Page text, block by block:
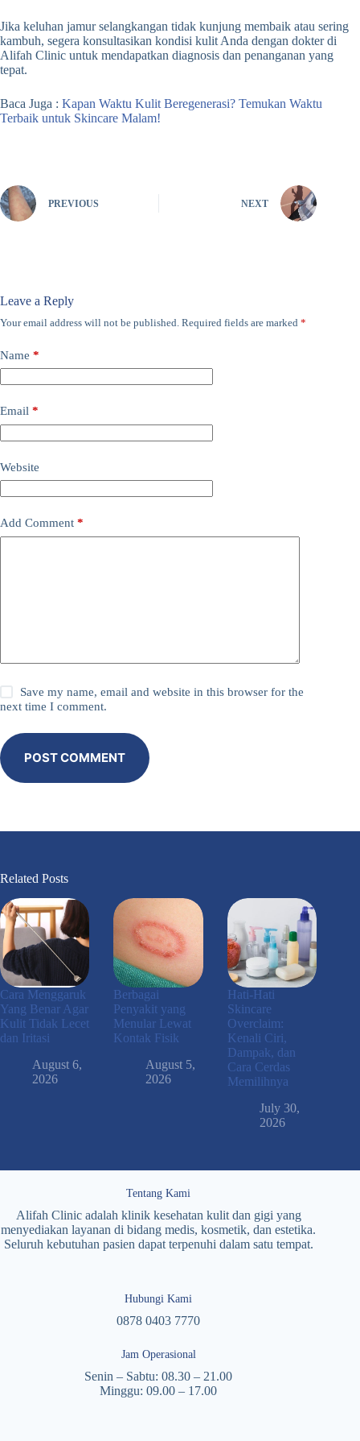
Jika keluhan jamur selangkangan tidak kunjung membaik atau sering
kambuh, segera konsultasikan kondisi kulit Anda dengan dokter di
Alifah Clinic untuk mendapatkan diagnosis dan penanganan yang
tepat.
Baca Juga : Kapan Waktu Kulit Beregenerasi? Temukan Waktu
Terbaik untuk Skincare Malam!
PREVIOUS NEXT
Leave a Reply
Your email address will not be published. Required fields are marked *
Name *
Email *
Website
Add Comment *
Save my name, email and website in this browser for the
next time I comment.
POST COMMENT
Related Posts
Cara Menggaruk
Yang Benar Agar
Kulit Tidak Lecet
dan Iritasi
August 6,
2026
Berbagai
Penyakit yang
Menular Lewat
Kontak Fisik
August 5,
2026
Hati-Hati
Skincare
Overclaim:
Kenali Ciri,
Dampak, dan
Cara Cerdas
Memilihnya
July 30,
2026
Tentang Kami
Alifah Clinic adalah klinik kesehatan kulit dan gigi yang
menyediakan layanan di bidang medis, kosmetik, dan estetika.
Seluruh kebutuhan pasien dapat terpenuhi dalam satu tempat.
Hubungi Kami
0878 0403 7770
Jam Operasional
Senin – Sabtu: 08.30 – 21.00
Minggu: 09.00 – 17.00